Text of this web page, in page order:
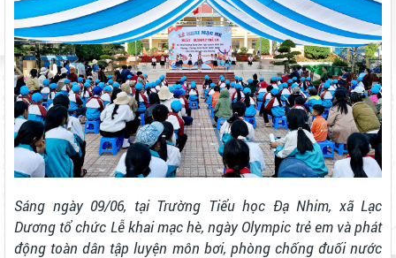
Sáng ngày 09/06, tại Trường Tiểu học Đạ Nhim, xã Lạc
Dương tổ chức Lễ khai mạc hè, ngày Olympic trẻ em và phát
động toàn dân tập luyện môn bơi, phòng chống đuối nước